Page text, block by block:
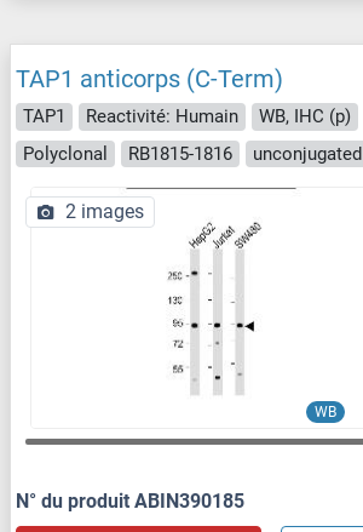
TAP1 anticorps (C-Term)
TAP1 Reactivité: Humain WB, IHC (p)
Polyclonal
RB1815-1816 unconjugated
WB
2 images
N° du produit ABIN390185